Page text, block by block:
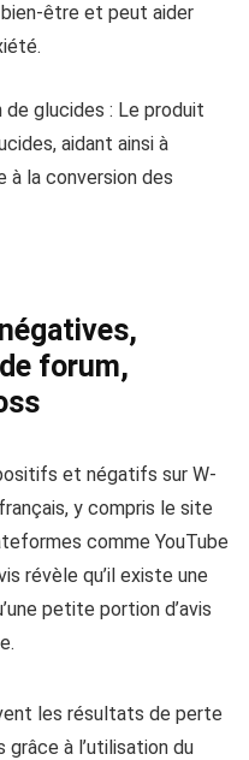
être et peut aider
de glucides : Le produit
aidant ainsi à
à la conversion des
forum,
et négatifs sur W-
y compris le site
comme YouTube
révèle qu’il existe une
petite portion d’avis
les résultats de perte
à l’utilisation du